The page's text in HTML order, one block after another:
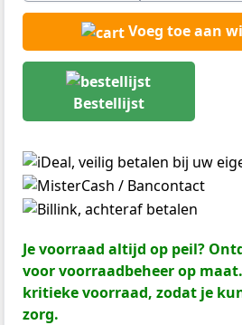
Voeg toe aan
Bestellijst
Je voorraad altijd op peil?
voor voorraadbeheer op
kritieke voorraad, zodat je
zorg.